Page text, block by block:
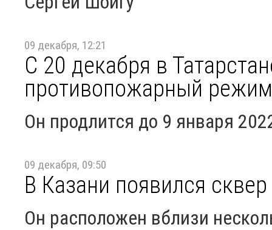
09 декабря, 12:21
С 20 декабря в
противопожарный режим
Он продлится до 9 января
09 декабря, 09:50
В Казани появился
Он расположен вблизи